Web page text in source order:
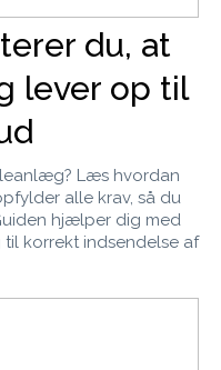
du, at
lever op til
Læs hvordan
alle krav, så du
hjælper dig med
korrekt indsendelse af